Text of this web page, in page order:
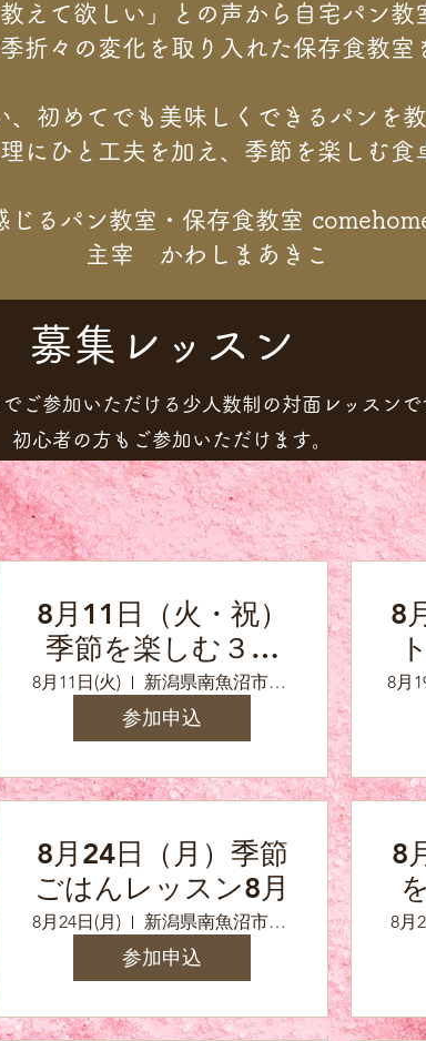
えて欲しい」との声から自宅パン教
折々の変化を取り入れた保存食教室
、初めてでも美味しくできるパンを教
にひと工夫を加え、季節を楽しむ食
じるパン教室・保存食教室
主宰 かわしまあきこ
​募集レッスン
ご参加いただける少人数制の対面レッスンで
初心者の方もご参加いただけます。
8月11日（火・祝）
季節を楽しむ３６
５保存食の会特別
編夏「夏キムチ」
8月11日(火) 新潟県南魚沼市浦佐（参加の方へ詳しい住所をお知らせいたします）
参加申込
8
8月
8月24日（月）季節
ごはんレッスン8月
8月24日(月) 新潟県南魚沼市浦佐（参加の方へ詳しい住所をお知らせいたします）
参加申込
8
8月